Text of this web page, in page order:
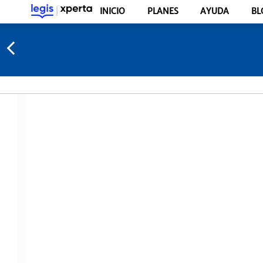
INICIO PLANES AYUDA